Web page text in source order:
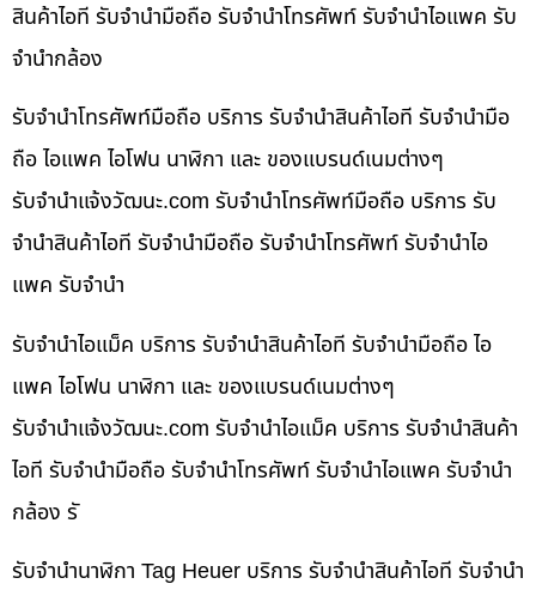
สินค้าไอที รับจำนำมือถือ รับจำนำโทรศัพท์ รับจำนำไอแพค รับ
จำนำกล้อง
รับจำนำโทรศัพท์มือถือ บริการ รับจำนำสินค้าไอที รับจำนำมือ
ถือ ไอแพค ไอโฟน นาฬิกา และ ของแบรนด์เนมต่างๆ
รับจํานําแจ้งวัฒนะ.com รับจำนำโทรศัพท์มือถือ บริการ รับ
จำนำสินค้าไอที รับจำนำมือถือ รับจำนำโทรศัพท์ รับจำนำไอ
แพค รับจำนำ
รับจำนำไอแม็ค บริการ รับจำนำสินค้าไอที รับจำนำมือถือ ไอ
แพค ไอโฟน นาฬิกา และ ของแบรนด์เนมต่างๆ
รับจํานําแจ้งวัฒนะ.com รับจำนำไอแม็ค บริการ รับจำนำสินค้า
ไอที รับจำนำมือถือ รับจำนำโทรศัพท์ รับจำนำไอแพค รับจำนำ
กล้อง รั
รับจำนำนาฬิกา Tag Heuer บริการ รับจำนำสินค้าไอที รับจำนำ